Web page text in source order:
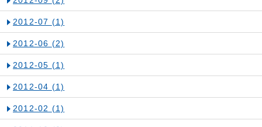
2012-07 (1)
2012-06 (2)
2012-05 (1)
2012-04 (1)
2012-02 (1)